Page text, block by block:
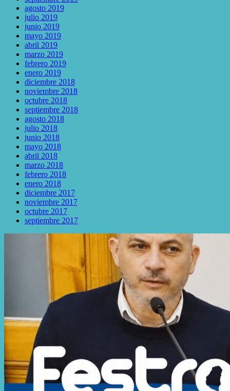
agosto 2019
julio 2019
junio 2019
mayo 2019
abril 2019
marzo 2019
febrero 2019
enero 2019
diciembre 2018
noviembre 2018
octubre 2018
septiembre 2018
agosto 2018
julio 2018
junio 2018
mayo 2018
abril 2018
marzo 2018
febrero 2018
enero 2018
diciembre 2017
noviembre 2017
octubre 2017
septiembre 2017